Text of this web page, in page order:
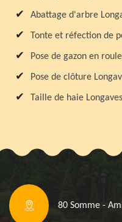
Abattage d'arbre
Tonte et réfection de
Pose de gazon en
Pose de clôture
Taille de haie
80 Somme -